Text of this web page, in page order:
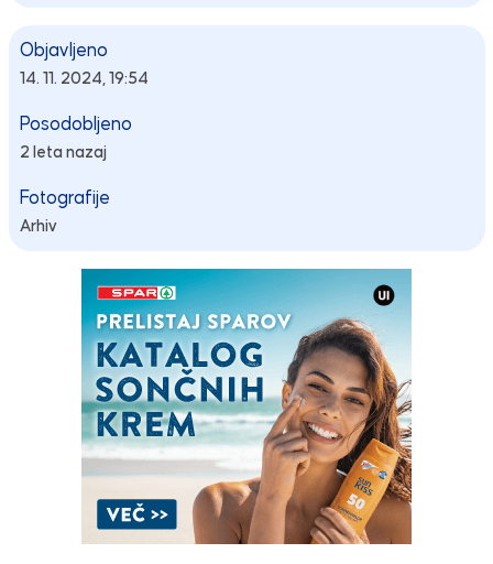
Objavljeno
14. 11. 2024, 19:54
Posodobljeno
2 leta nazaj
Fotografije
Arhiv